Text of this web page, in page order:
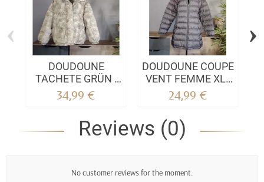
DOUDOUNE
TACHETE GRÜN -
XL |Urban Style
34,99 €
DOUDOUNE COUPE
VENT FEMME XL -
Urbane Eleganz &
zeitloser Schutz
24,99 €
‹ ›
Reviews (0)
No customer reviews for the moment.